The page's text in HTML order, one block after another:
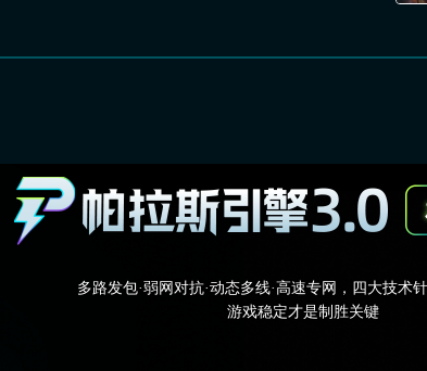
多路发包·弱网对抗·动态多线·高速专网，四大技术
游戏稳定才是制胜关键